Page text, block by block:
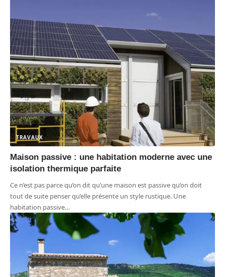
TRAVAUX
Maison passive : une habitation moderne avec une
isolation thermique parfaite
Ce n’est pas parce qu’on dit qu’une maison est passive qu’on doit
tout de suite penser qu’elle présente un style rustique. Une
habitation passive…